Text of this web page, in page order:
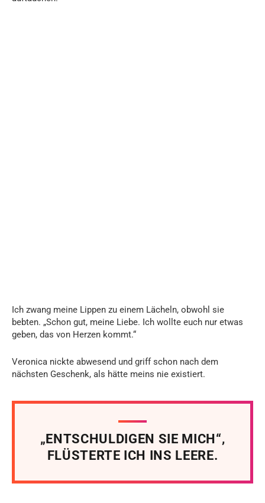
Ich zwang meine Lippen zu einem Lächeln, obwohl sie
bebten. „Schon gut, meine Liebe. Ich wollte euch nur etwas
geben, das von Herzen kommt.“
Veronica nickte abwesend und griff schon nach dem
nächsten Geschenk, als hätte meins nie existiert.
„ENTSCHULDIGEN SIE MICH“,
FLÜSTERTE ICH INS LEERE.